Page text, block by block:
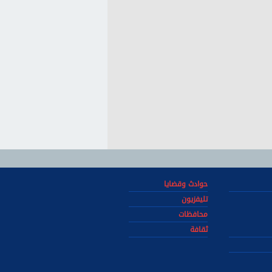
حوادث وقضايا
تليفزيون
محافظات
ثقافة